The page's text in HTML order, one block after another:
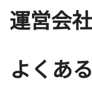
運営会社
よくあ